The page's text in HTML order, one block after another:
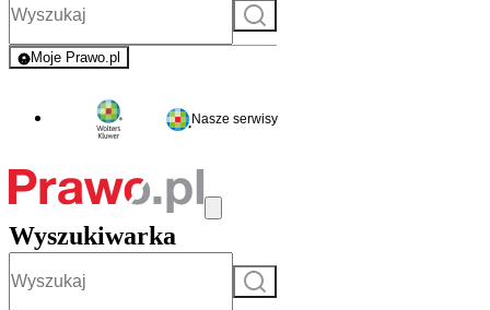
Szukaj
Moje Prawo.pl
- rejestracja i logowanie do serwisu
Nasze serwisy
Wyszukiwarka
Szukaj